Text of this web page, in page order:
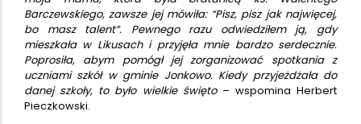
Barczewskiego, zawsze jej mówiła: “Pisz, pisz jak najwięcej,
bo masz talent”. Pewnego razu odwiedziłem ją, gdy
mieszkała w Likusach i przyjęła mnie bardzo serdecznie.
Poprosiła, abym pomógł jej zorganizować spotkania z
uczniami szkół w gminie Jonkowo. Kiedy przyjeżdżała do
danej szkoły, to było wielkie święto – wspomina Herbert
Pieczkowski.